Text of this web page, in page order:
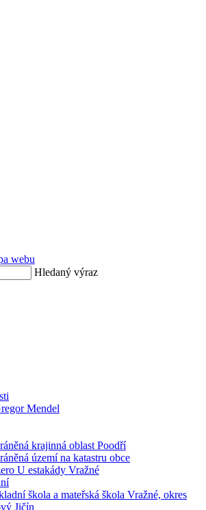
webu
Hledaný výraz
Mendel
krajinná oblast Poodří
území na katastru obce
U estakády Vražné
škola a mateřská škola Vražné, okres
Jičín